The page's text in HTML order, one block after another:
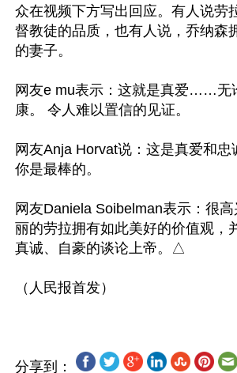
众在视频下方写出回应。有人说劳
督教徒的品质，也有人说，乔纳森
的妻子。
网友e mu表示：这就是真爱……无
康。 令人难以置信的见证。
网友Anja Horvat说：这是真爱和忠
你是最棒的。
网友Daniela Soibelman表示：很
丽的劳拉拥有如此美好的价值观，
真诚、自豪的谈论上帝。△
分享到：